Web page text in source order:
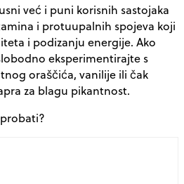
već i puni korisnih sastojaka
i protuupalnih spojeva koji
i podizanju energije. Ako
eksperimentirajte s
oraščića, vanilije ili čak
za blagu pikantnost.